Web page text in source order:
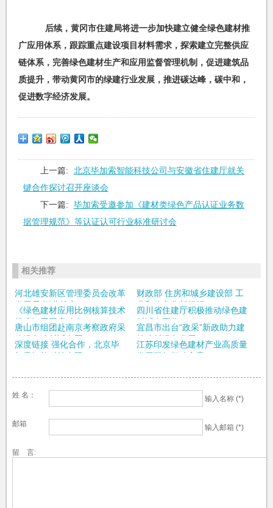
后续，黄冈市住建局将进一步加快建立健全绿色建材推
广应用体系，跟踪重点建设项目材料需求，探索建立完整供应
链体系，完善绿色建材生产和应用监督管理机制，促进建筑品
质提升，带动黄冈市的绿建行业发展，推进碳达峰，碳中和，
促进数字经济发展。
上一篇:
北京毕加索智能科技公司与安徽省住建厅就关
键合作探讨召开座谈会
下一篇:
毕加索受邀参加《建材类绿色产品认证业务数
据管理规范》等认证认可行业标准研讨会
相关推荐
河北雄安新区管理委员会改革
发展局 河北雄安...
财政部 住房和城乡建设部 工
业和信息化部组织...
《绿色建材应用比例核算技术
标准》召开启动会...
四川省住建厅积极推动绿色建
材试点工作
唐山市组团赴南京考察政府采
购绿色建材试点工...
宜昌市出台“政采”新政助力建
筑建材绿色发展
深度链接 强化合作，北京毕
加索智能科技有限...
江苏印发绿色建材产业高质量
发展三年行动方案...
姓 名： 输入名称 (*)
邮箱 输入邮箱 (*)
留 言: